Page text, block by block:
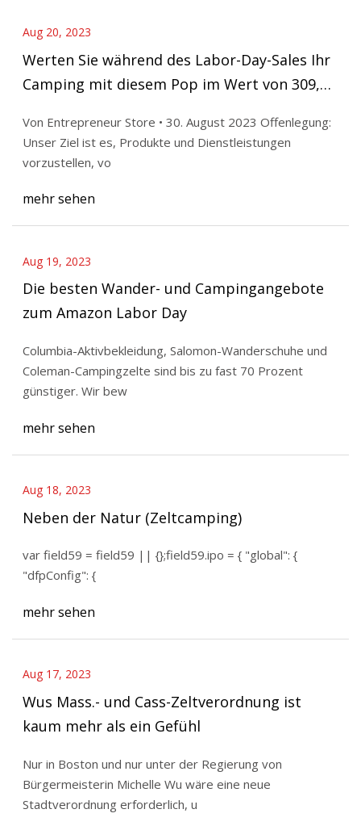
Aug 20, 2023
Werten Sie während des Labor-Day-Sales Ihr
Camping mit diesem Pop im Wert von 309,97
Von Entrepreneur Store • 30. August 2023 Offenlegung:
Unser Ziel ist es, Produkte und Dienstleistungen
vorzustellen, vo
mehr sehen
Aug 19, 2023
Die besten Wander- und Campingangebote
zum Amazon Labor Day
Columbia-Aktivbekleidung, Salomon-Wanderschuhe und
Coleman-Campingzelte sind bis zu fast 70 Prozent
günstiger. Wir bew
mehr sehen
Aug 18, 2023
Neben der Natur (Zeltcamping)
var field59 = field59 || {};field59.ipo = { "global": {
"dfpConfig": {
mehr sehen
Aug 17, 2023
Wus Mass.- und Cass-Zeltverordnung ist
kaum mehr als ein Gefühl
Nur in Boston und nur unter der Regierung von
Bürgermeisterin Michelle Wu wäre eine neue
Stadtverordnung erforderlich, u